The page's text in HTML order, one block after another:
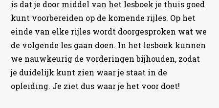
is dat je door middel van het lesboek je thuis goed
kunt voorbereiden op de komende rijles. Op het
einde van elke rijles wordt doorgesproken wat we
de volgende les gaan doen. In het lesboek kunnen
we nauwkeurig de vorderingen bijhouden, zodat
je duidelijk kunt zien waar je staat in de
opleiding. Je ziet dus waar je het voor doet!